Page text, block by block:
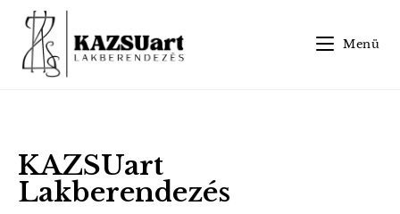
Menü
KAZSUart
Lakberendezés